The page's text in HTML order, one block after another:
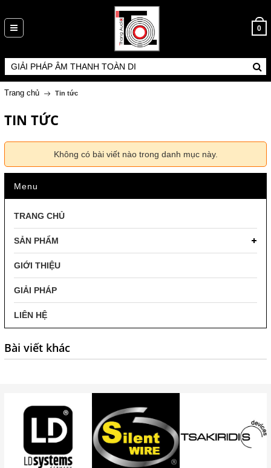
0
Trang chủ Tin tức
TIN TỨC
Không có bài viết nào trong danh mục này.
Menu
TRANG CHỦ
SẢN PHẨM
GIỚI THIỆU
GIẢI PHÁP
LIÊN HỆ
Bài viết khác